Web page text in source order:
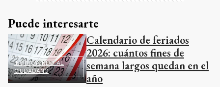
Puede interesarte
INSTRUYENDO AL
CIUDADANO
Calendario de feriados
2026: cuántos fines de
semana largos quedan en el
año